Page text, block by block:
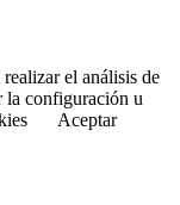
el análisis de
la configuración u
Aceptar